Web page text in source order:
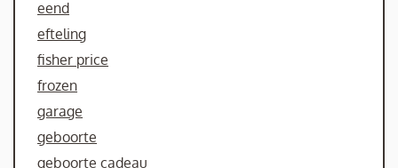
eend
efteling
fisher price
frozen
garage
geboorte
geboorte cadeau